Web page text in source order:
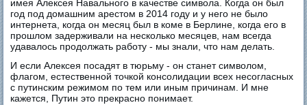
имея Алексея Навального в качестве символа. Когда он был
год под домашним арестом в 2014 году и у него не было
интернета, когда он месяц был в коме в Берлине, когда его в
прошлом задерживали на несколько месяцев, нам всегда
удавалось продолжать работу - мы знали, что нам делать.
И если Алексея посадят в тюрьму - он станет символом,
флагом, естественной точкой консолидации всех несогласных
с путинским режимом по тем или иным причинам. И мне
кажется, Путин это прекрасно понимает.